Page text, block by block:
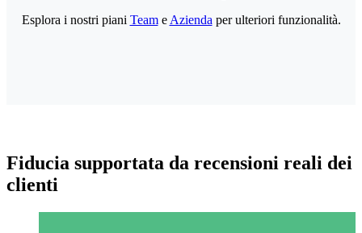
Esplora i nostri piani Teame Azienda per ulteriori funzionalità.
Fiducia supportata da recensioni reali dei
clienti